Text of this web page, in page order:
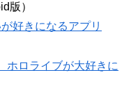
版）
好きになるアプリ
ロライブが大好きに